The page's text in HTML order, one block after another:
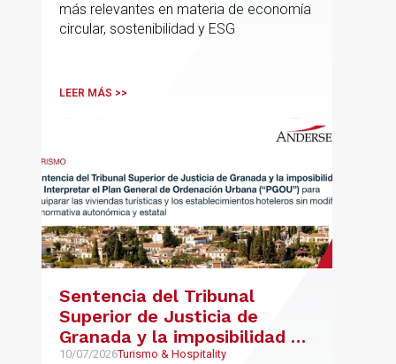
más relevantes en materia de economía
circular, sostenibilidad y ESG
LEER MÁS >>
Sentencia del Tribunal
Superior de Justicia de
Granada y la imposibilidad de
Interpretar el Plan General
10/07/2026Turismo & Hospitality